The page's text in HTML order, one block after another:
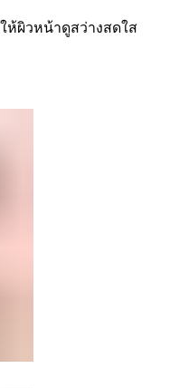
ห้ผิวหน้าดูสว่างสดใส